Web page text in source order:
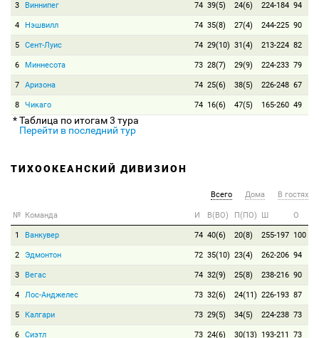
3 Виннипег 74 39(5) 24(6) 224-184 94
4 Нэшвилл 74 35(8) 27(4) 244-225 90
5 Сент-Луис 74 29(10) 31(4) 213-224 82
6 Миннесота 73 28(7) 29(9) 224-233 79
7 Аризона 74 25(6) 38(5) 226-248 67
8 Чикаго 74 16(6) 47(5) 165-260 49
* Таблица по итогам 3 тура
Перейти в последний тур
ТИХООКЕАНСКИЙ ДИВИЗИОН
Всего Дома В гостях
№ Команда И В(ВО) П(ПО) Ш О
1 Ванкувер 74 40(6) 20(8) 255-197 100
2 Эдмонтон 72 35(10) 23(4) 262-206 94
3 Вегас 74 32(9) 25(8) 238-216 90
4 Лос-Анджелес 73 32(6) 24(11) 226-193 87
5 Калгари 73 29(5) 34(5) 224-238 73
6 Сиэтл 73 24(6) 30(13) 193-211 73